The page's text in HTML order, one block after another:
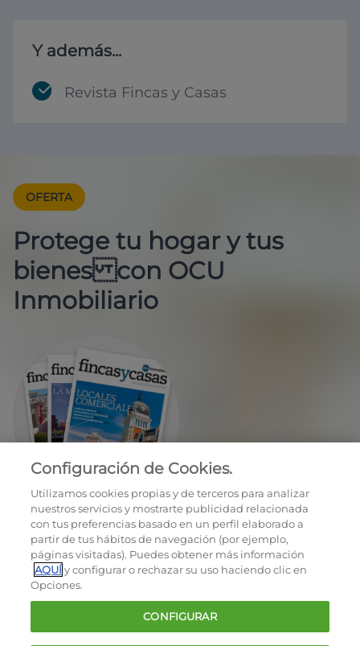
Y además...
Revista Fincas y Casas
OFERTA
Protege tu hogar y tus
bienes con OCU
Inmobiliario
EN REGALO LA REVISTA BIMESTRAL
OCU © 2026
Cookies
Configuración de Cookies.
Utilizamos cookies propias y de terceros para analizar
nuestros servicios y mostrarte publicidad relacionada
con tus preferencias basado en un perfil elaborado a
partir de tus hábitos de navegación (por ejemplo,
páginas visitadas). Puedes obtener más información
AQUÍy configurar o rechazar su uso haciendo clic en
Opciones.
CONFIGURAR